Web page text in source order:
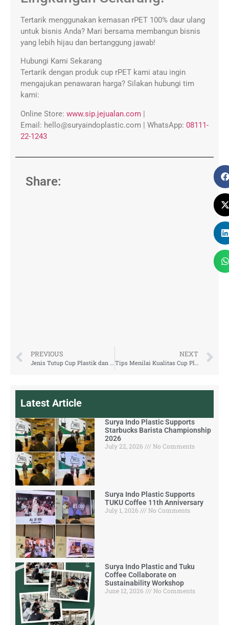
Tertarik menggunakan kemasan rPET 100% daur ulang
untuk bisnis Anda? Mari bersama membangun bisnis
yang lebih hijau dan bertanggung jawab!
Hubungi Kami Sekarang
Tertarik dengan produk cup rPET kami atau ingin
mengajukan penawaran harga? Silakan hubungi tim
kami:
Online Store: www.sip.jejualan.com |
Email: hello@suryaindoplastic.com | WhatsApp: 08111-
22-1243
Share:
PREVIOUS NEXT
Latest Article
Surya Indo Plastic Supports
Starbucks Barista Championship
2026
July 22, 2026
No Comments
Surya Indo Plastic Supports
TUKU Coffee 11th Anniversary
July 1, 2026
No Comments
Surya Indo Plastic and Tuku
Coffee Collaborate on
Sustainability Workshop
June 12, 2026
No Comments